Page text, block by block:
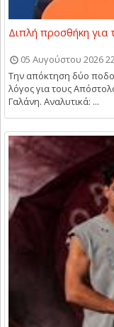
Διπλή προσθήκη
05 Αυγούστου 2026
Την απόκτηση δύο
λόγος για τους
Γαλάνη. Αναλυτικά: ...